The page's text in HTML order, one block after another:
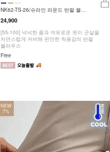
NK62-TS-26/슈라인 라운드 반팔 블라
우스_HR
24,900
[55-100] 넉넉한 품과 여유로운 핏이 군살을
자연스럽게 커버해 편안한 착용감의 반팔
블라우스
Free
NEW
7%